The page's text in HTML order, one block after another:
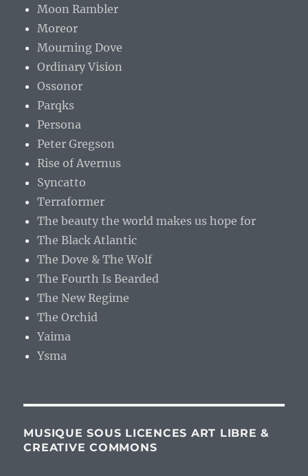
Moon Rambler
Moreor
Mourning Dove
Ordinary Vision
Ossonor
Parqks
Persona
Peter Gregson
Rise of Avernus
Syncatto
Terraformer
The beauty the world makes us hope for
The Black Atlantic
The Dove & The Wolf
The Fourth Is Bearded
The New Regime
The Orchid
Yaima
Ysma
MUSIQUE SOUS LICENCES ART LIBRE &
CREATIVE COMMONS